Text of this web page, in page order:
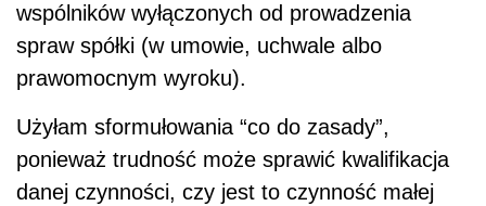
wspólników wyłączonych od prowadzenia
spraw spółki (w umowie, uchwale albo
prawomocnym wyroku).
Użyłam sformułowania “co do zasady”,
ponieważ trudność może sprawić kwalifikacja
danej czynności, czy jest to czynność małej